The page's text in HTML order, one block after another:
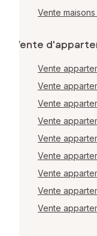
Vente
Vente
Vente
Vente
Vente
Vente
Vente
Vente
Vente
Vente
Vente